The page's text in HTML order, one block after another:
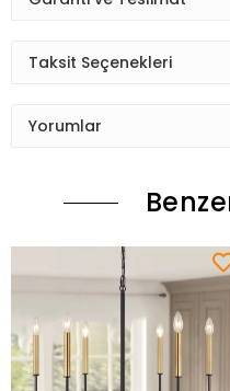
Taksit Seçenekleri
Yorumlar